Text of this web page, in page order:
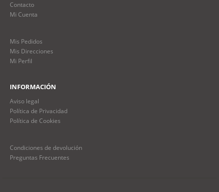
Contacto
Mi Cuenta
Mis Pedidos
Mis Direcciones
Mi Perfil
INFORMACIÓN
Aviso legal
Política de Privacidad
Política de Cookies
Condiciones de devolución
Preguntas Frecuentes